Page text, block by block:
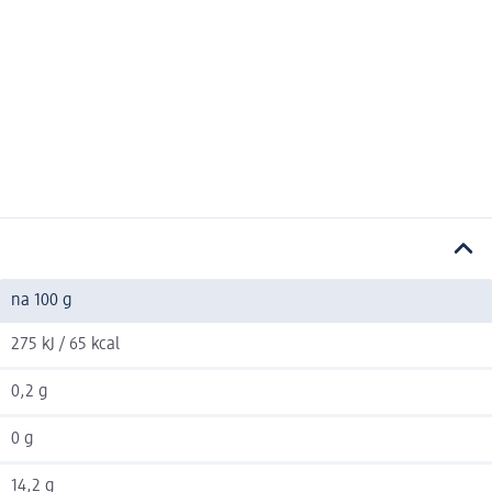
na 100 g
275 kJ / 65 kcal
0,2 g
0 g
14,2 g